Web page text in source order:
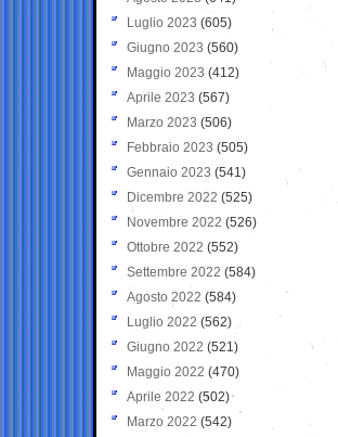
Luglio 2023 (605)
Giugno 2023 (560)
Maggio 2023 (412)
Aprile 2023 (567)
Marzo 2023 (506)
Febbraio 2023 (505)
Gennaio 2023 (541)
Dicembre 2022 (525)
Novembre 2022 (526)
Ottobre 2022 (552)
Settembre 2022 (584)
Agosto 2022 (584)
Luglio 2022 (562)
Giugno 2022 (521)
Maggio 2022 (470)
Aprile 2022 (502)
Marzo 2022 (542)